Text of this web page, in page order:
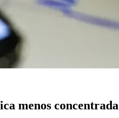
menos concentrada